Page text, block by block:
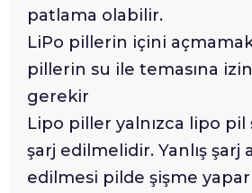
patlama olabilir.
LiPo pillerin içini
pillerin su ile temasına
gerekir
Lipo piller yalnızca lipo
şarj edilmelidir. Yanlış şarj
edilmesi pilde şişme